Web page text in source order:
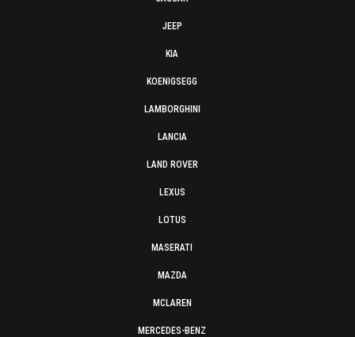
JEEP
KIA
KOENIGSEGG
LAMBORGHINI
LANCIA
LAND ROVER
LEXUS
LOTUS
MASERATI
MAZDA
MCLAREN
MERCEDES-BENZ